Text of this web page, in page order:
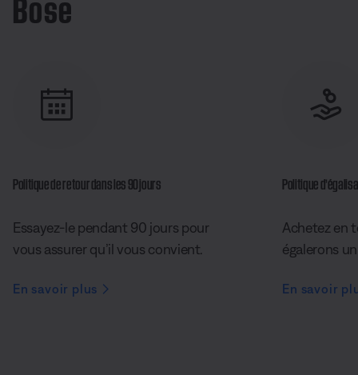
Politique de retour dans les 90 jours
Essayez-le pendant 90 jours pour
vous assurer qu’il vous convient.
En savoir plus
Politique
Achetez en
égalerons
En savoir